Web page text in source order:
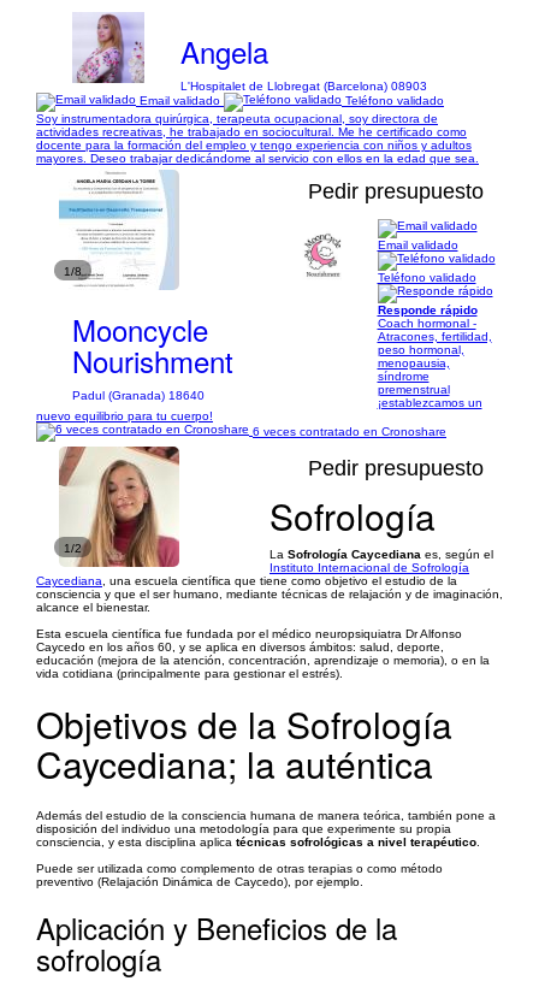
Angela
L'Hospitalet de Llobregat (Barcelona) 08903
Email validado
Teléfono validado
Soy instrumentadora quirúrgica, terapeuta ocupacional, soy directora de
actividades recreativas, he trabajado en sociocultural. Me he certificado como
docente para la formación del empleo y tengo experiencia con niños y adultos
mayores. Deseo trabajar dedicándome al servicio con ellos en la edad que sea.
1/8
Pedir presupuesto
Mooncycle
Nourishment
Padul (Granada) 18640
Email validado
Teléfono validado
Responde rápido
Coach hormonal -
Atracones, fertilidad,
peso hormonal,
menopausia,
síndrome
premenstrual
¡establezcamos un
nuevo equilibrio para tu cuerpo!
6 veces contratado en Cronoshare
1/2
Pedir presupuesto
Sofrología
La Sofrología Caycediana es, según el
Instituto Internacional de Sofrología
Caycediana , una escuela científica que tiene como objetivo el estudio de la
consciencia y que el ser humano, mediante técnicas de relajación y de imaginación,
alcance el bienestar.
Esta escuela científica fue fundada por el médico neuropsiquiatra Dr Alfonso
Caycedo en los años 60, y se aplica en diversos ámbitos: salud, deporte,
educación (mejora de la atención, concentración, aprendizaje o memoria), o en la
vida cotidiana (principalmente para gestionar el estrés).
Objetivos de la Sofrología
Caycediana; la auténtica
Además del estudio de la consciencia humana de manera teórica, también pone a
disposición del individuo una metodología para que experimente su propia
consciencia, y esta disciplina aplica técnicas sofrológicas a nivel terapéutico
Puede ser utilizada como complemento de otras terapias o como método
preventivo (Relajación Dinámica de Caycedo), por ejemplo.
Aplicación y Beneficios de la
sofrología